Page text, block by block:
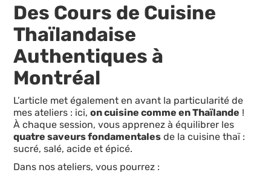
Des Cours de Cuisine
Thaïlandaise
Authentiques à
Montréal
L’article met également en avant la particularité de
mes ateliers : ici,on cuisine comme en Thaïlande !
À chaque session, vous apprenez à équilibrer les
quatre saveurs fondamentales de la cuisine thaï :
sucré, salé, acide et épicé.
Dans nos ateliers, vous pourrez :